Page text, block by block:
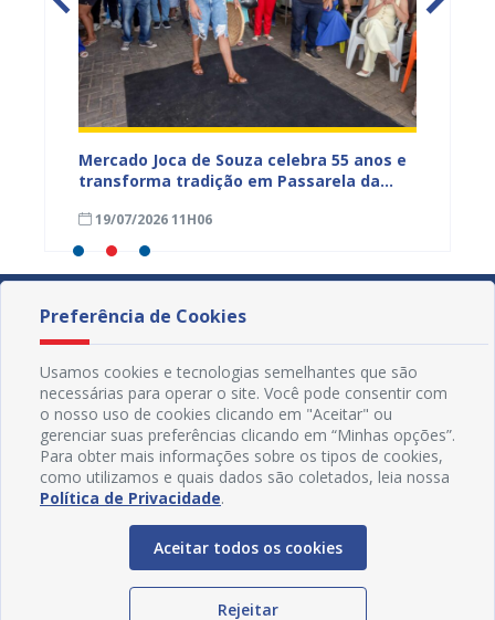
Mercado Joca de Souza celebra 55 anos e
transforma tradição em Passarela da
de Juazeiro
19/07/2026 11H06
Preferência de Cookies
Usamos cookies e tecnologias semelhantes que são
necessárias para operar o site. Você pode consentir com
o nosso uso de cookies clicando em "Aceitar" ou
gerenciar suas preferências clicando em “Minhas opções”.
Para obter mais informações sobre os tipos de cookies,
como utilizamos e quais dados são coletados, leia nossa
Política de Privacidade.
Aceitar todos os cookies
Rejeitar